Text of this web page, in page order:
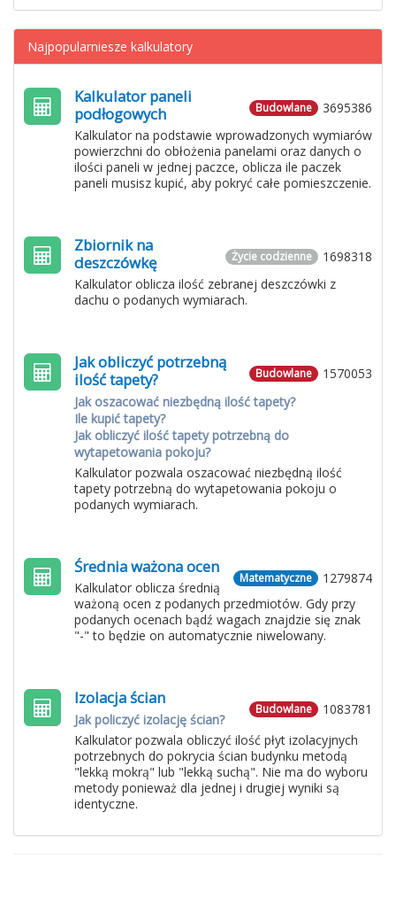
Najpopularniesze kalkulatory
3695386
Budowlane
Kalkulator paneli
podłogowych
Kalkulator na podstawie wprowadzonych wymiarów
powierzchni do obłożenia panelami oraz danych o
ilości paneli w jednej paczce, oblicza ile paczek
paneli musisz kupić, aby pokryć całe pomieszczenie.
1698318
Życie codzienne
Zbiornik na
deszczówkę
Kalkulator oblicza ilość zebranej deszczówki z
dachu o podanych wymiarach.
1570053
Budowlane
Jak obliczyć potrzebną
ilość tapety?
Jak oszacować niezbędną ilość tapety?
Ile kupić tapety?
Jak obliczyć ilość tapety potrzebną do
wytapetowania pokoju?
Kalkulator pozwala oszacować niezbędną ilość
tapety potrzebną do wytapetowania pokoju o
podanych wymiarach.
1279874
Matematyczne
Średnia ważona ocen
Kalkulator oblicza średnią
ważoną ocen z podanych przedmiotów. Gdy przy
podanych ocenach bądź wagach znajdzie się znak
"-" to będzie on automatycznie niwelowany.
1083781
Budowlane
Izolacja ścian
Jak policzyć izolację ścian?
Kalkulator pozwala obliczyć ilość płyt izolacyjnych
potrzebnych do pokrycia ścian budynku metodą
"lekką mokrą" lub "lekką suchą". Nie ma do wyboru
metody ponieważ dla jednej i drugiej wyniki są
identyczne.